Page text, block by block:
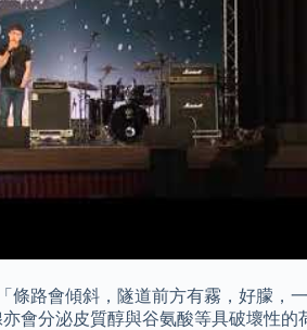
路會傾斜，隧道前方有霧，好朦，
分泌皮質醇與谷氨酸等具破壞性